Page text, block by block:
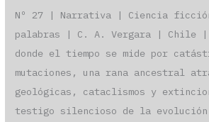
Nº 27 | Narrativa | Ciencia
palabras | C. A. Vergara | Chile |
donde el tiempo se mide por
mutaciones, una rana ancestral
geológicas, cataclismos y
testigo silencioso de la